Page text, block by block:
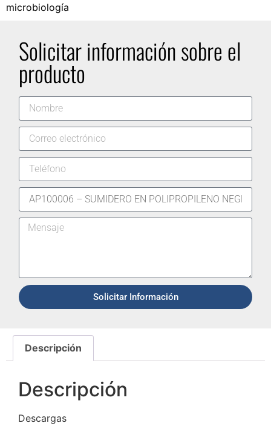
microbiología
Solicitar información sobre el
producto
Solicitar Información
Descripción
Descripción
Descargas